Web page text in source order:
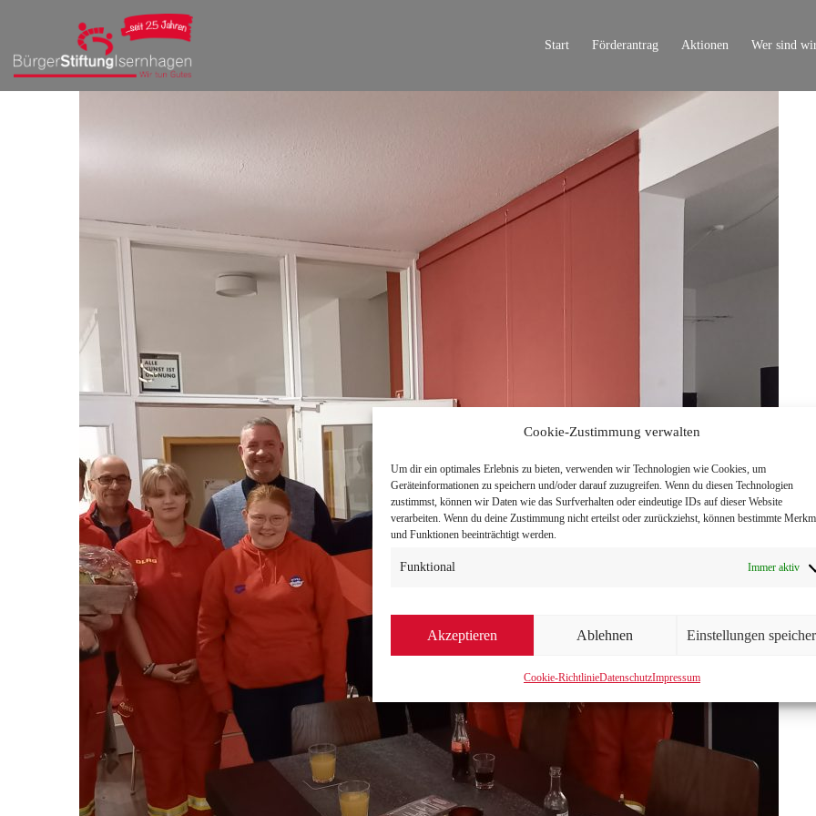
Cookie-Zustimmung verwalten
Um dir ein optimales Erlebnis zu bieten, verwenden wir Technologien wie Cookies, um
Geräteinformationen zu speichern und/oder darauf zuzugreifen. Wenn du diesen Technologien
zustimmst, können wir Daten wie das Surfverhalten oder eindeutige IDs auf dieser Website
verarbeiten. Wenn du deine Zustimmung nicht erteilst oder zurückziehst, können bestimmte
und Funktionen beeinträchtigt werden.
Funktional Immer aktiv
Akzeptieren Ablehnen Einstellungen
Cookie-RichtlinieDatenschutzImpressum
Start Förderantrag Aktionen Wer sind